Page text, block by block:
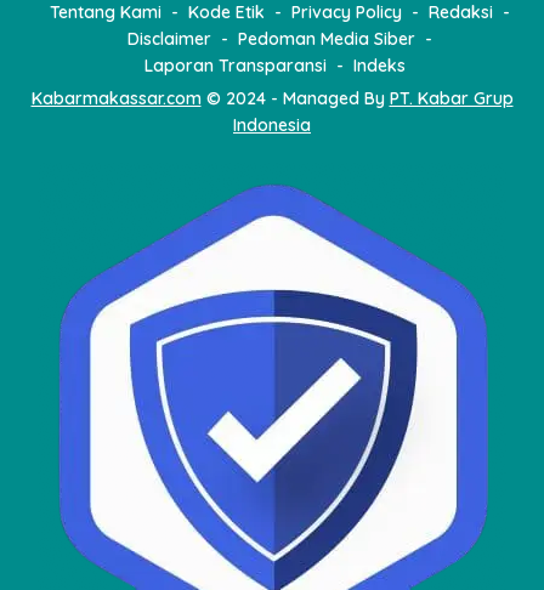
Tentang Kami Kode Etik Privacy Policy
Redaksi
Disclaimer
Pedoman Media Siber
Laporan Transparansi
Indeks
Kabarmakassar.com© 2024 - Managed By PT. Kabar Grup
Indonesia